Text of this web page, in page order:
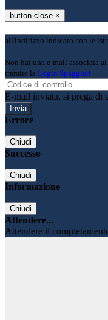
button close ×
all'indirizzo indicato con le
Non hai una e-mail associata
tramite la Login Spaggiari
E-mail inviata, si prega di
Errore
Chiudi
Successo
Chiudi
Informazione
Chiudi
Attendere...
Attendere il